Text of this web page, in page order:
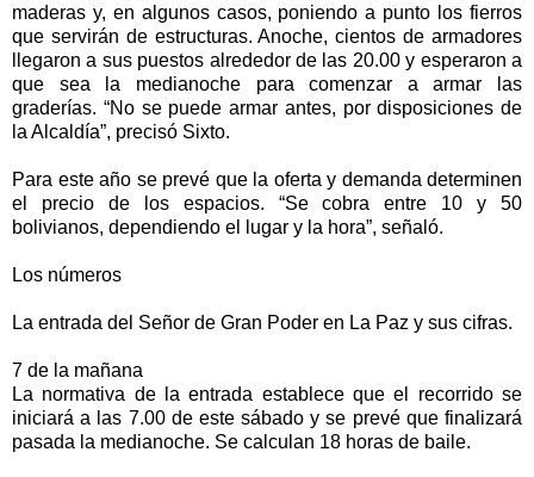
maderas y, en algunos casos, poniendo a punto los fierros
que servirán de estructuras. Anoche, cientos de armadores
llegaron a sus puestos alrededor de las 20.00 y esperaron a
que sea la medianoche para comenzar a armar las
graderías. “No se puede armar antes, por disposiciones de
la Alcaldía”, precisó Sixto.
Para este año se prevé que la oferta y demanda determinen
el precio de los espacios. “Se cobra entre 10 y 50
bolivianos, dependiendo el lugar y la hora”, señaló.
Los números
La entrada del Señor de Gran Poder en La Paz y sus cifras.
7 de la mañana
La normativa de la entrada establece que el recorrido se
iniciará a las 7.00 de este sábado y se prevé que finalizará
pasada la medianoche. Se calculan 18 horas de baile.